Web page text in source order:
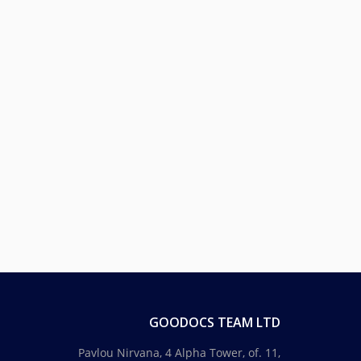
GOODOCS TEAM LTD
Pavlou Nirvana, 4 Alpha Tower, of. 11,